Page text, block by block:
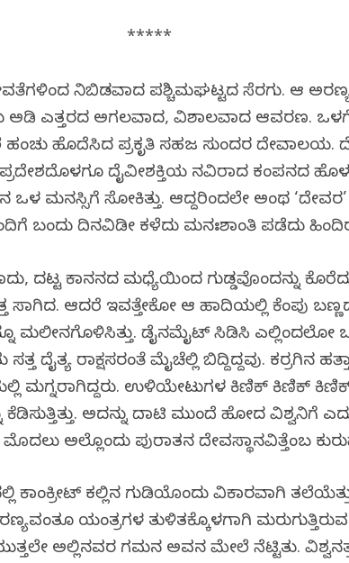
*****
ನಿಬಿಡವಾದ ಪಶ್ಚಿಮಘಟ್ಟದ ಸೆರಗು. ಆ
ಅಡಿ ಎತ್ತರದ ಅಗಲವಾದ, ವಿಶಾಲವಾದ ಆವರಣ. ಒಳಗೆ,
ಹೊದೆಸಿದ ಪ್ರಕೃತಿ ಸಹಜ ಸುಂದರ ದೇವಾಲಯ.
ಪ್ರದೇಶದೊಳಗೂ ದೈವೀಶಕ್ತಿಯ ನವಿರಾದ ಕಂಪನದ
ಒಳ ಮನಸ್ಸಿಗೆ ಸೋಕಿತ್ತು. ಆದ್ದರಿಂದಲೇ ಅಂಥ ‘ದೇವರ’
ಬಂದು ದಿನವಿಡೀ ಕಳೆದು ಮನಃಶಾಂತಿ ಪಡೆದು
ದಟ್ಟ ಕಾನನದ ಮಧ್ಯೆಯಿಂದ ಗುಡ್ಡವೊಂದನ್ನು
ಸಾಗಿದ. ಆದರೆ ಇವತ್ತೇಕೋ ಆ ಹಾದಿಯಲ್ಲಿ ಕೆಂಪು ಬಣ್ಣದ
ಮಲೀನಗೊಳಿಸಿತ್ತು. ಡೈನಮೈಟ್ ಸಿಡಿಸಿ
ದೈತ್ಯ ರಾಕ್ಷಸರಂತೆ ಮೈಚೆಲ್ಲಿ ಬಿದ್ದಿದ್ದವು. ಕರ್ರಗಿನ
ಮಗ್ನರಾಗಿದ್ದರು. ಉಳಿಯೇಟುಗಳ ಕಿಣಿಕ್ ಕಿಣಿಕ್
ಅದನ್ನು ದಾಟಿ ಮುಂದೆ ಹೋದ ವಿಶ್ವನಿಗೆ
ಅಲ್ಲೊಂದು ಪುರಾತನ ದೇವಸ್ಥಾನವಿತ್ತೆಂಬ
ಕಾಂಕ್ರೀಟ್ ಕಲ್ಲಿನ ಗುಡಿಯೊಂದು ವಿಕಾರವಾಗಿ
ಯಂತ್ರಗಳ ತುಳಿತಕ್ಕೊಳಗಾಗಿ
ಅಲ್ಲಿನವರ ಗಮನ ಅವನ ಮೇಲೆ ನೆಟ್ಟಿತು.